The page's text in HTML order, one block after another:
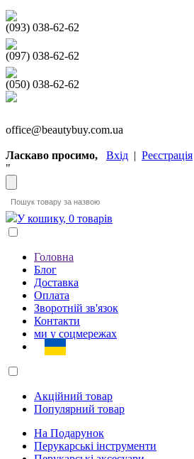
(093) 038-62-62
(097) 038-62-62
(050) 038-62-62
office@beautybuy.com.ua
Ласкаво просимо, Вхід | Реєстрація
"
У кошику, 0 товарів
Головна
Блог
Доставка
Оплата
Зворотній зв'язок
Контакти
ми у соцмережах
Акційний товар
Популярний товар
На Подарунок
Перукарські інструменти